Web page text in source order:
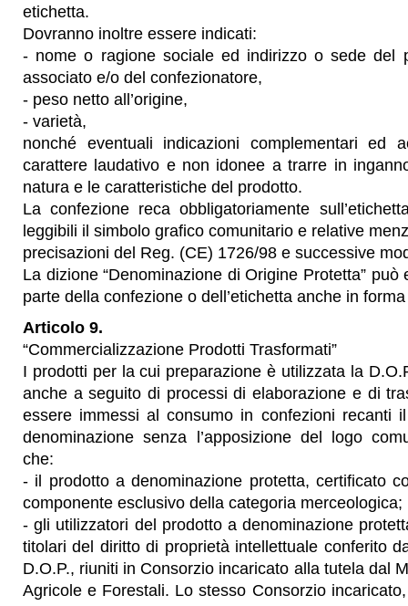
etichetta.
Dovranno inoltre essere indicati:
- nome o ragione sociale ed indirizzo o sede del
associato e/o del confezionatore,
- peso netto all’origine,
- varietà,
nonché eventuali indicazioni complementari ed
carattere laudativo e non idonee a trarre in
natura e le caratteristiche del prodotto.
La confezione reca obbligatoriamente
leggibili il simbolo grafico comunitario e relative
precisazioni del Reg. (CE) 1726/98 e successive
La dizione “Denominazione di Origine Protetta”
parte della confezione o dell’etichetta anche in forma
Articolo 9.
“Commercializzazione Prodotti Trasformati”
I prodotti per la cui preparazione è utilizzata la
anche a seguito di processi di elaborazione e di
essere immessi al consumo in confezioni recanti
denominazione senza l’apposizione del logo
che:
- il prodotto a denominazione protetta, certificato
componente esclusivo della categoria merceologica;
- gli utilizzatori del prodotto a denominazione
titolari del diritto di proprietà intellettuale conferito
D.O.P., riuniti in Consorzio incaricato alla tutela dal
Agricole e Forestali. Lo stesso Consorzio